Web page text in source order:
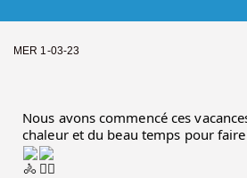
MER 1-03-23
Nous avons commencé ces
chaleur et du beau temps pour